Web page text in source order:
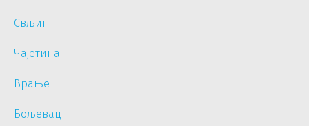
Свљиг
Чајетина
Врање
Бољевац